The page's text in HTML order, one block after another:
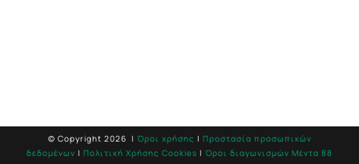
© Copyright 2026 | Όροι χρήσης | Προστασία προσωπικών
δεδομένων | Πολιτική Χρήσης Cookies | Όροι διαγωνισμών Mέντα 88